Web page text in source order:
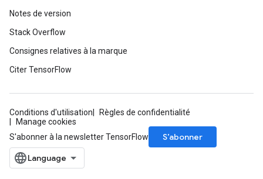
Notes de version
Stack Overflow
Consignes relatives à la marque
Citer TensorFlow
Conditions d'utilisation
Règles de confidentialité
Manage cookies
S'abonner à la newsletter TensorFlow
S’abonner